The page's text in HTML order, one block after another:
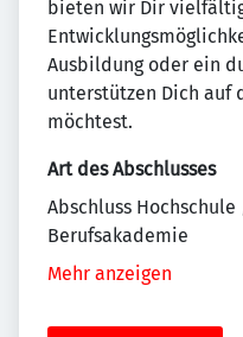
bieten wir Dir
Ausbildung oder ein
unterstützen Dich auf
möchtest.
Art des Abschlusses
Abschluss
Berufsakademie
Mehr anzeigen